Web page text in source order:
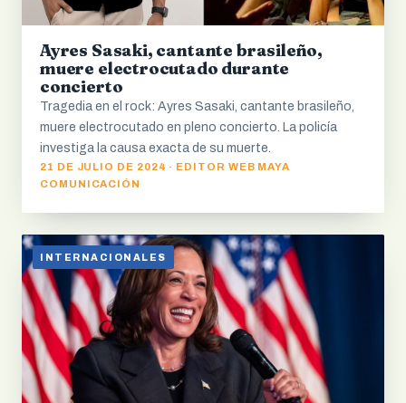
Ayres Sasaki, cantante brasileño,
muere electrocutado durante
concierto
Tragedia en el rock: Ayres Sasaki, cantante brasileño,
muere electrocutado en pleno concierto. La policía
investiga la causa exacta de su muerte.
21 DE JULIO DE 2024 · EDITOR WEB MAYA
COMUNICACIÓN
INTERNACIONALES